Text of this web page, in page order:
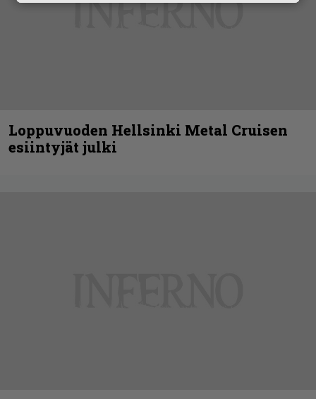
Loppuvuoden Hellsinki Metal Cruisen
esiintyjät julki